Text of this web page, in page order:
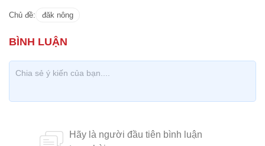
Chủ đề: đăk nông